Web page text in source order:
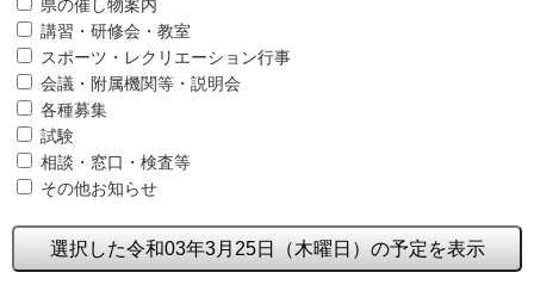
県の催し物案内
講習・研修会・教室
スポーツ・レクリエーション行事
会議・附属機関等・説明会
各種募集
試験
相談・窓口・検査等
その他お知らせ
選択した令和03年3月25日（木曜日）の予定を表示